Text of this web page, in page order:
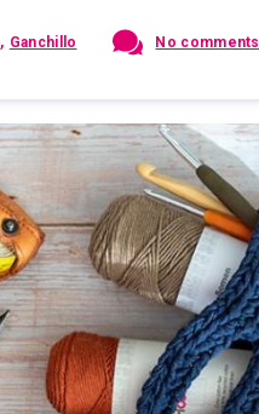
Ganchillo No comments